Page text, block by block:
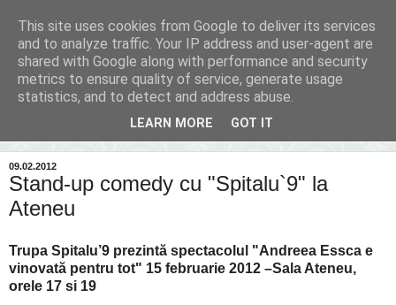
Inima Bacăului
Din inima Bacăului...spre inima ta...
09.02.2012
Stand-up comedy cu "Spitalu`9" la
Ateneu
Trupa Spitalu’9 prezintă spectacolul "Andreea Essca e
vinovată pentru tot" 15 februarie 2012 –Sala Ateneu,
orele 17 si 19
This site uses cookies from Google to deliver its services
and to analyze traffic. Your IP address and user-agent are
shared with Google along with performance and security
metrics to ensure quality of service, generate usage
statistics, and to detect and address abuse.
LEARN MORE GOT IT